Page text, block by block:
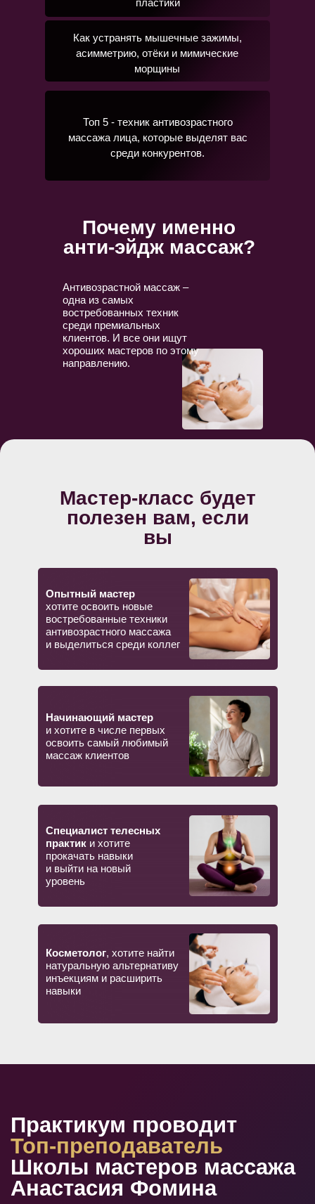
Как устранять мышечные зажимы,
асимметрию, отёки и мимические
морщины
Топ 5 - техник антивозрастного
массажа лица, которые выделят вас
среди конкурентов.
пластики
Антивозрастной массаж –
одна из самых
востребованных техник
среди премиальных
клиентов. И все они ищут
хороших мастеров по этому
направлению.
Почему именно
анти-эйдж массаж?
Косметолог, хотите найти
натуральную альтернативу
инъекциям и расширить
навыки
Специалист телесных
практик и хотите
прокачать навыки
и выйти на новый
уровень
Начинающий мастер
и хотите в числе первых
освоить самый любимый
массаж клиентов
Опытный мастер
хотите освоить новые
востребованные техники
антивозрастного массажа
и выделиться среди коллег
Мастер-класс будет
полезен вам, если
вы
обучалась в 45+
школах, в том числе,
в Германии;
17 курсов с нуля;
обучила более
4500 учеников:
1500 очно и 3000
онлайн по всему
миру.
ИДУ НА ПРАКТИКУМ!
Практикум проводит
Топ-преподаватель
Школы мастеров массажа
Что говорят нашиученики: